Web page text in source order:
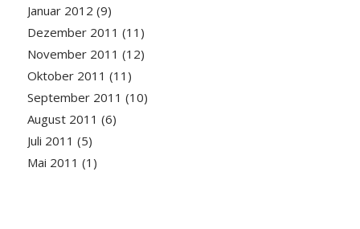
Januar 2012 (9)
Dezember 2011 (11)
November 2011 (12)
Oktober 2011 (11)
September 2011 (10)
August 2011 (6)
Juli 2011 (5)
Mai 2011 (1)